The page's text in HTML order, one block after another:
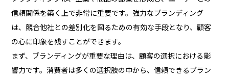
信頼関係を築く上で非常に重要です。強力なブランディング
は、競合他社との差別化を図るための有効な手段となり、顧客
の心に印象を残すことができます。
まず、ブランディングが重要な理由は、顧客の選択における影
響力です。消費者は多くの選択肢の中から、信頼できるブラン